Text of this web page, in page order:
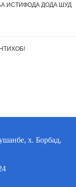
ИСТИФОДА ДОДА ШУД
х. Борбад,